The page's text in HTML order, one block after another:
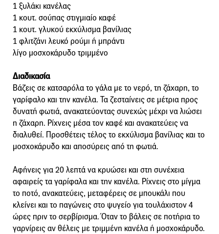
1 ξυλάκι κανέλας
1 κουτ. σούπας στιγμιαίο καφέ
1 κουτ. γλυκού εκχύλισμα βανίλιας
1 φλιτζάνι λευκό ρούμι ή μπράντι
λίγο μοσχοκάρυδο τριμμένο
Διαδικασία
Βάζεις σε κατσαρόλα το γάλα με το νερό, τη ζάχαρη, το
γαρίφαλο και την κανέλα. Τα ζεσταίνεις σε μέτρια προς
δυνατή φωτιά, ανακατεύοντας συνεχώς μέχρι να λιώσει
η ζάχαρη. Ρίχνεις μέσα τον καφέ και ανακατεύεις να
διαλυθεί. Προσθέτεις τέλος το εκχύλισμα βανίλιας και το
μοσχοκάρυδο και αποσύρεις από τη φωτιά.
Αφήνεις για 20 λεπτά να κρυώσει και στη συνέχεια
αφαιρείς τα γαρίφαλα και την κανέλα. Ρίχνεις στο μίγμα
το ποτό, ανακατεύεις, μεταφέρεις σε μπουκάλι που
κλείνει και το παγώνεις στο ψυγείο για τουλάχιστον 4
ώρες πριν το σερβίρισμα. Όταν το βάλεις σε ποτήρια το
γαρνίρεις αν θέλεις με τριμμένη κανέλα ή μοσχοκάρυδο.